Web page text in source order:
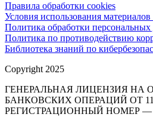
Правила обработки cookies
Условия использования материалов
Политика обработки
Политика по противодействию
Библиотека знаний по
Copyright 2025
ГЕНЕРАЛЬНАЯ ЛИЦЕНЗИЯ НА
БАНКОВСКИХ ОПЕРАЦИЙ ОТ 11
РЕГИСТРАЦИОННЫЙ НОМЕР —